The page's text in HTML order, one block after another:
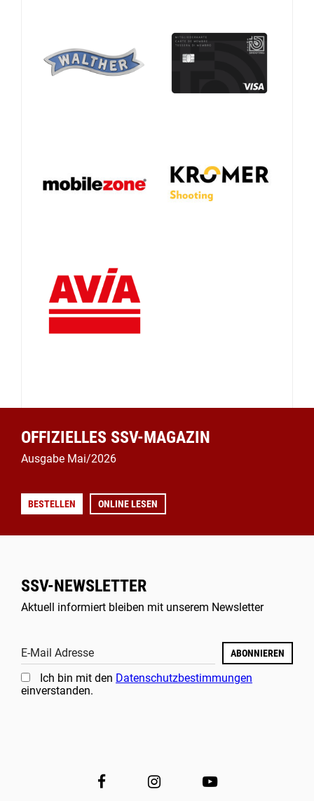
OFFIZIELLES SSV-MAGAZIN
Ausgabe Mai/2026
BESTELLEN ONLINE LESEN
SSV-NEWSLETTER
Aktuell informiert bleiben mit unserem Newsletter
E-Mail Adresse ABONNIEREN
Ich bin mit den Datenschutzbestimmungen
einverstanden.